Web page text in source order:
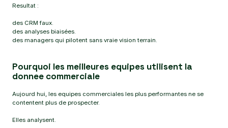
Resultat :
des CRM faux.
des analyses biaisées.
des managers qui pilotent sans vraie vision terrain.
Pourquoi les meilleures equipes utilisent la
donnee commerciale
Aujourd hui, les equipes commerciales les plus performantes ne se
contentent plus de prospecter.
Elles analysent.